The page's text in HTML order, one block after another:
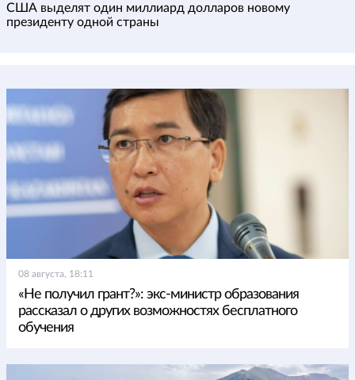
США выделят один миллиард долларов новому
президенту одной страны
08 августа, 18:11
«Не получил грант?»: экс-министр образования
рассказал о других возможностях бесплатного
обучения